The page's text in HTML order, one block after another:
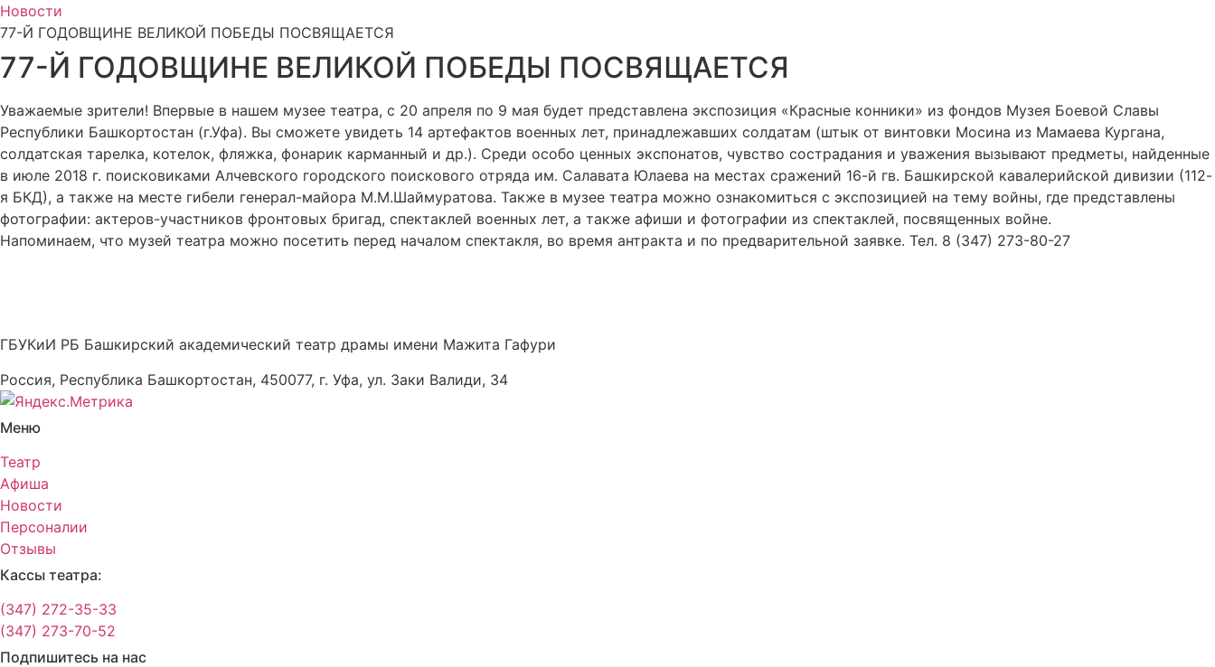
Новости
77-Й ГОДОВЩИНЕ ВЕЛИКОЙ ПОБЕДЫ ПОСВЯЩАЕТСЯ
77-Й ГОДОВЩИНЕ ВЕЛИКОЙ ПОБЕДЫ ПОСВЯЩАЕТСЯ
Уважаемые зрители! Впервые в нашем музее театра, с 20 апреля по 9 мая будет представлена экспозиция «Красные конники» из фондов Музея Боевой Славы
Республики Башкортостан (г.Уфа). Вы сможете увидеть 14 артефактов военных лет, принадлежавших солдатам (штык от винтовки Мосина из Мамаева Кургана,
солдатская тарелка, котелок, фляжка, фонарик карманный и др.). Среди особо ценных экспонатов, чувство сострадания и уважения вызывают предметы, найденные
в июле 2018 г. поисковиками Алчевского городского поискового отряда им. Салавата Юлаева на местах сражений 16-й гв. Башкирской кавалерийской дивизии (112-
я БКД), а также на месте гибели генерал-майора М.М.Шаймуратова. Также в музее театра можно ознакомиться с экспозицией на тему войны, где представлены
фотографии: актеров-участников фронтовых бригад, спектаклей военных лет, а также афиши и фотографии из спектаклей, посвященных войне.
Напоминаем, что музей театра можно посетить перед началом спектакля, во время антракта и по предварительной заявке. Тел. 8 (347) 273-80-27
ГБУКиИ РБ Башкирский академический театр драмы имени Мажита Гафури
Россия, Республика Башкортостан, 450077, г. Уфа, ул. Заки Валиди, 34
Меню
Театр
Афиша
Новости
Персоналии
Отзывы
Кассы театра:
(347) 272-35-33
(347) 273-70-52
Подпишитесь на нас